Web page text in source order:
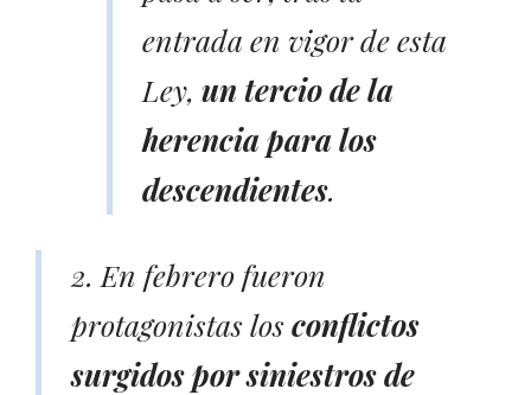
entrada en vigor de esta
Ley, un tercio de la
herencia para los
descendientes.
2. En febrero fueron
protagonistas los conflictos
surgidos por siniestros de